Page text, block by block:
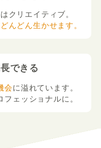
クリエイティブ。
んどん生かせます。
できる
会に溢れています。
ェッショナルに。